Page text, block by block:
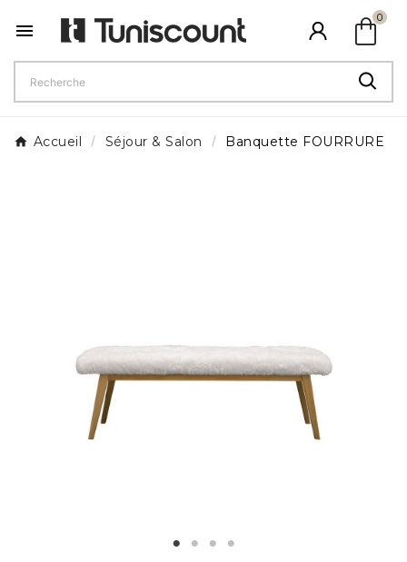
 shopping_bag
0
Accueil Séjour & Salon Banquette FOURRURE